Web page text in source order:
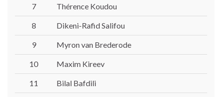
7 Thérence Koudou
8 Dikeni-Rafid Salifou
9 Myron van Brederode
10 Maxim Kireev
11 Bilal Bafdili